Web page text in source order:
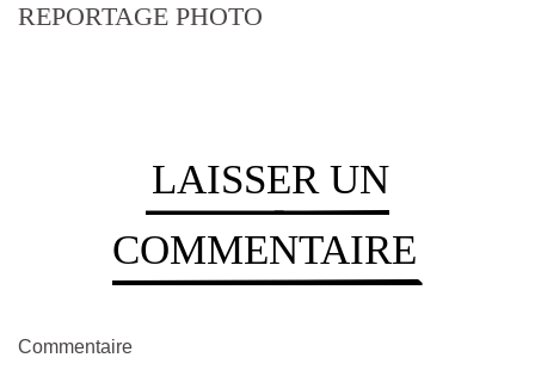
REPORTAGE PHOTO
LAISSER UN
COMMENTAIRE
Commentaire